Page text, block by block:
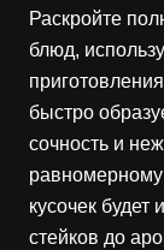
Раскройте
блюд,
быстро
сочность и
кусочек
стейков до